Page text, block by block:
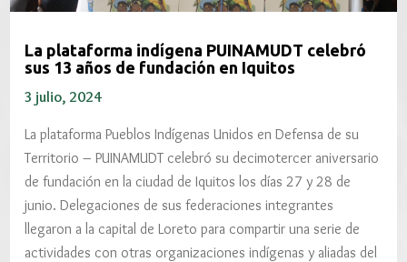
La plataforma indígena PUINAMUDT celebró
sus 13 años de fundación en Iquitos
3 julio, 2024
La plataforma Pueblos Indígenas Unidos en Defensa de su
Territorio – PUINAMUDT celebró su decimotercer aniversario
de fundación en la ciudad de Iquitos los días 27 y 28 de
junio. Delegaciones de sus federaciones integrantes
llegaron a la capital de Loreto para compartir una serie de
actividades con otras organizaciones indígenas y aliadas del